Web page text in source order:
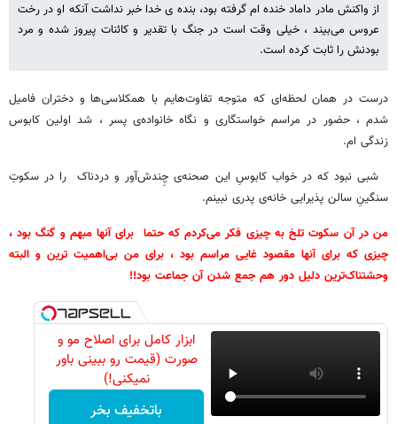
از واکنش مادر داماد خنده ام گرفته بود، بنده ی خدا خبر نداشت آنکه او در رخت
عروس می‌بیند ، خیلی وقت است در جنگ با تقدیر و کائنات پیروز شده و مرد
بودنش را ثابت کرده است.
درست در همان لحظه‌ای که متوجه تفاوت‌هایم با همکلاسی‌ها و دختران فامیل
شدم ، حضور در مراسم خواستگاری و نگاه خانواده‌ی پسر ، شد اولین کابوس
زندگی ام.
شبی نبود که در خواب کابوسِ این صحنه‌ی چِندش‌آور و دردناک را در سکوتِ
سنگینِ سالن پذیرایی خانه‌ی پدری نبینم.
من در آن سکوت تلخ به چیزی فکر می‌کردم که حتما برای آنها مبهم و گنگ بود ،
چیزی که برای آنها مقصود غایی مراسم بود ، برای من بی‌اهمیت ترین و البته
وحشتناک‌ترین دلیل دور هم جمع شدن آن جماعت بود!!
ابزار کامل برای اصلاح مو و
صورت (قیمت رو ببینی باور
نمیکنی!)
باتخفیف بخر